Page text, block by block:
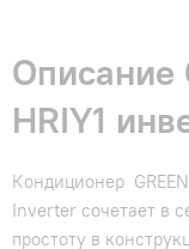
Описание
HRIY1
Кондиционер
Inverter сочетает в
простоту в